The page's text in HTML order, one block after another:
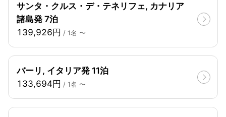
サンタ・クルス・デ・テネリフェ, カナリア
諸島発 7泊
139,926円 / 1名 〜
バーリ, イタリア発 11泊
133,694円 / 1名 〜